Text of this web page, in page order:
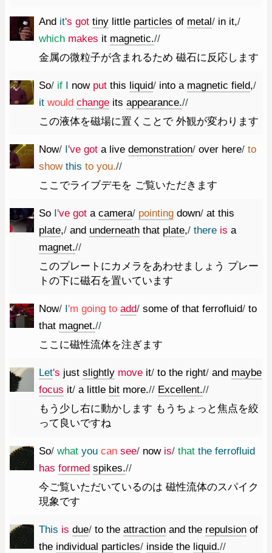
And it's got tiny little particles of metal/ in it,/
which makes it magnetic.//
金属の微粒子が含まれるため 磁石に反応します
So/ if I now put this liquid/ into a magnetic field,/
it would change its appearance.//
この液体を磁場に置くことで 外観が変わります
Now/ I've got a live demonstration/ over here/ to
show this to you.//
ここでライブデモを ご覧いただきます
So I've got a camera/ pointing down/ at this
plate,/ and underneath that plate,/ there is a
magnet.//
このプレートにカメラをあわせましょう プレー
トの下に磁石を置いています
Now/ I'm going to add/ some of that ferrofluid/ to
that magnet.//
ここに磁性流体を注ぎます
Let's just slightly move it/ to the right/ and maybe
focus it/ a little bit more.// Excellent.//
もう少し右に動かします もうちょっと焦点を絞
って良いですね
So/ what you can see/ now is/ that the ferrofluid
has formed spikes.//
今ご覧いただいているのは 磁性流体のスパイク
現象です
This is due/ to the attraction and the repulsion of
the individual particles/ inside the liquid.//